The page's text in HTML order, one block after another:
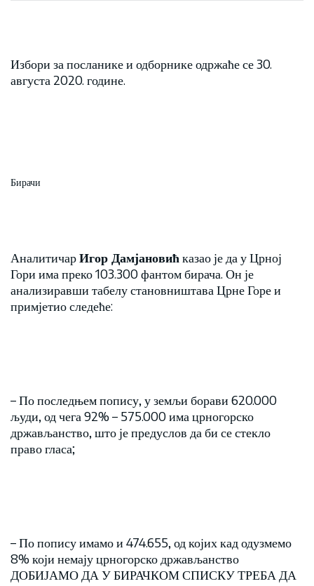
Избори за посланике и одборнике одржаће се 30.
августа 2020. године.
Бирачи
АналитичарИгор Дамјановић казао је да у Црној
Гори има преко 103.300 фантом бирача. Он је
анализиравши табелу становништава Црне Горе и
примјетио следеће:
– По последњем попису, у земљи борави 620.000
људи, од чега 92% – 575.000 има црногорско
држављанство, што је предуслов да би се стекло
право гласа;
– По попису имамо и 474.655, од којих кад одузмемо
8% који немају црногорско држављанство
ДОБИЈАМО ДА У БИРАЧКОМ СПИСКУ ТРЕБА ДА